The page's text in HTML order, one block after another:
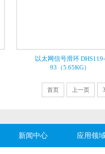
以太网信号滑环 DHS119-
93（5.65KG）
首页 上一页
新闻中心 应用领